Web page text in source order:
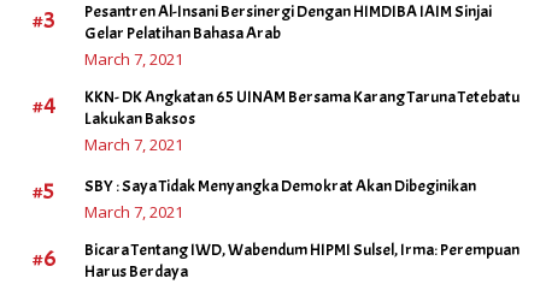
#3
Pesantren Al-Insani Bersinergi Dengan HIMDIBA IAIM Sinjai
Gelar Pelatihan Bahasa Arab
March 7, 2021
#4
KKN- DK Angkatan 65 UINAM Bersama Karang Taruna Tetebatu
Lakukan Baksos
March 7, 2021
#5 SBY : Saya Tidak Menyangka Demokrat Akan Dibeginikan
March 7, 2021
#6
Bicara Tentang IWD, Wabendum HIPMI Sulsel, Irma: Perempuan
Harus Berdaya